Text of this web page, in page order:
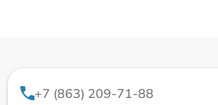
+7 (863) 209-71-88